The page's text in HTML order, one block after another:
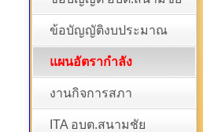
ข้อบัญญัติงบประมาณ
แผนอัตรากำลัง
งานกิจการสภา
ITA อบต.สนามชัย